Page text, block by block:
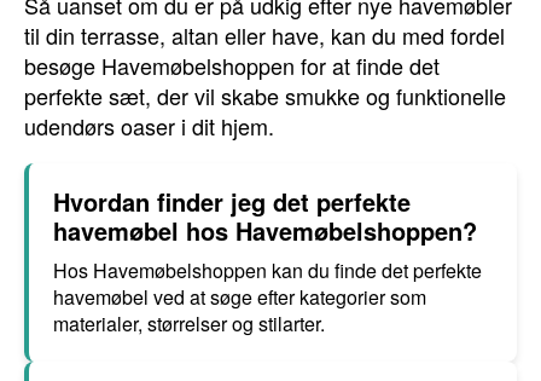
til din terrasse, altan eller have, kan du med fordel
besøge Havemøbelshoppen for at finde det
perfekte sæt, der vil skabe smukke og funktionelle
udendørs oaser i dit hjem.
Hvordan finder jeg det perfekte
havemøbel hos Havemøbelshoppen?
Hos Havemøbelshoppen kan du finde det perfekte
havemøbel ved at søge efter kategorier som
materialer, størrelser og stilarter.